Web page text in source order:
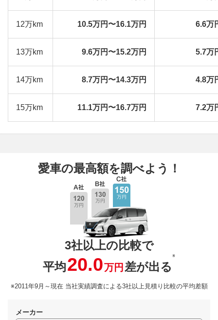
12万km 10.5万円〜16.1万円 6.6万
13万km 9.6万円〜15.2万円 5.7万
14万km 8.7万円〜14.3万円 4.8万
15万km 11.1万円〜16.7万円 7.2万
愛車の最高額を調べよう！
3社以上の比較で
平均20.0万円 差が出る
※
※2011年9月～現在 当社実績調査による3社以上見積り比較の平均差額
メーカー